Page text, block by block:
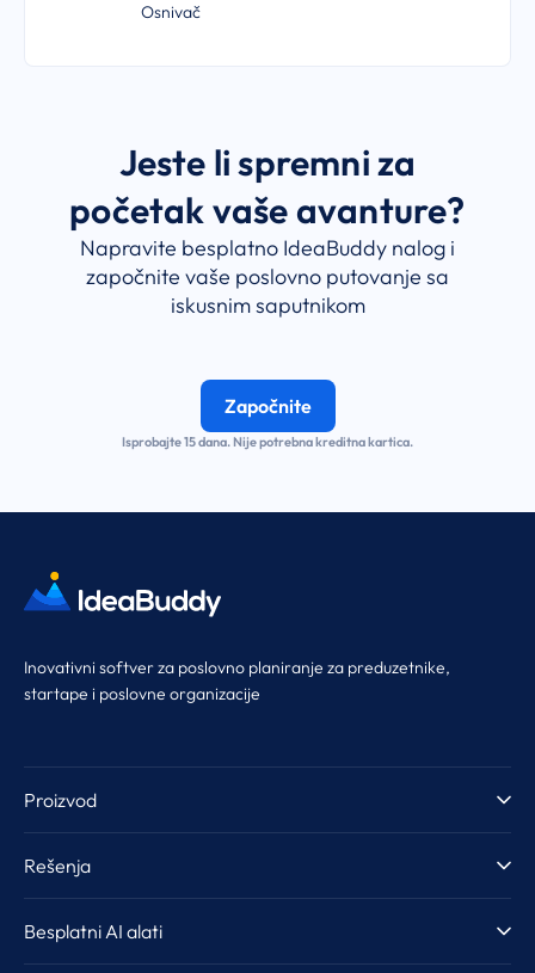
Osnivač
Jeste li spremni za
početak vaše avanture?
Napravite besplatno IdeaBuddy nalog i
započnite vaše poslovno putovanje sa
iskusnim saputnikom
Započnite
Isprobajte 15 dana. Nije potrebna kreditna kartica.
Inovativni softver za poslovno planiranje za preduzetnike,
startape i poslovne organizacije
Proizvod
Šabloni
Rešenja
Besplatni AI alati